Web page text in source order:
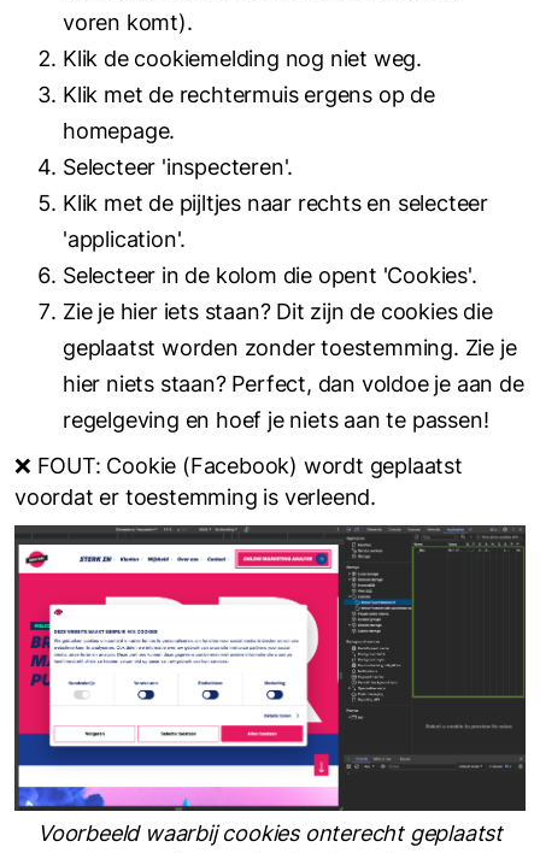
voren komt).
Klik de cookiemelding nog niet weg.
Klik met de rechtermuis ergens op de
homepage.
Selecteer 'inspecteren'.
Klik met de pijltjes naar rechts en selecteer
'application'.
Selecteer in de kolom die opent 'Cookies'.
Zie je hier iets staan? Dit zijn de cookies die
geplaatst worden zonder toestemming. Zie je
hier niets staan? Perfect, dan voldoe je aan de
regelgeving en hoef je niets aan te passen!
❌ FOUT: Cookie (Facebook) wordt geplaatst
voordat er toestemming is verleend.
Voorbeeld waarbij cookies onterecht geplaatst